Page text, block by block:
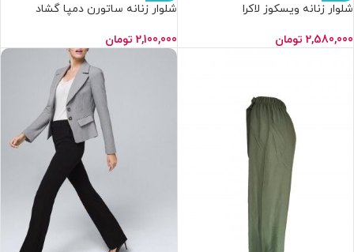
شلوار زنانه ویسکوز لاکرا
2,580,000 تومان
شلوار زنانه ساتورن دمپا گشاد
2,100,000 تومان